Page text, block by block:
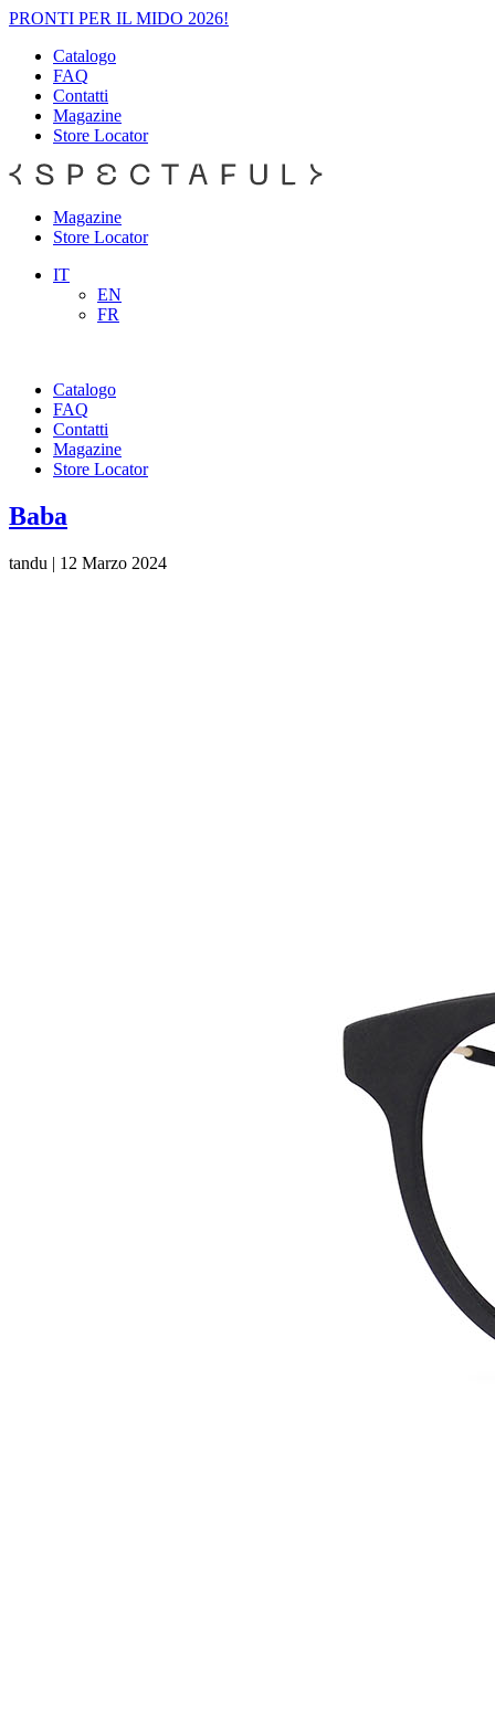
PRONTI PER IL MIDO 2026!
Catalogo
FAQ
Contatti
Magazine
Store Locator
Magazine
Store Locator
IT
EN
FR
Catalogo
FAQ
Contatti
Magazine
Store Locator
Baba
tandu | 12 Marzo 2024